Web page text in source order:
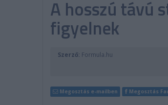
A hosszú távú
figyelnek
Szerző: Formula.hu
Megosztás e-mailben Megosztás